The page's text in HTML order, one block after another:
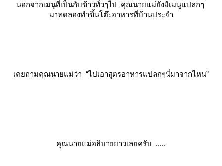
นอกจากเมนูที่เป็นกับข้าวทั่วๆไป คุณนายแม่ยังมีเมนูแปลกๆ
มาทดลองทำขึ้นโต๊ะอาหารที่บ้านประจำ
เคยถามคุณนายแม่ว่า “ไปเอาสูตรอาหารแปลกๆนี่มาจากไหน”
คุณนายแม่อธิบายยาวเลยครับ .....